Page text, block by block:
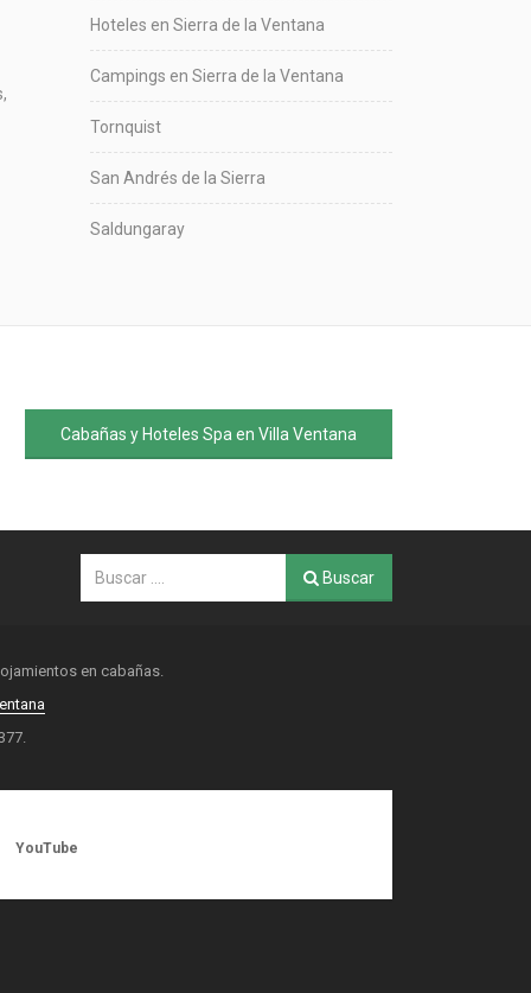
Hoteles en Sierra de la Ventana
Campings en Sierra de la Ventana
Tornquist
San Andrés de la Sierra
Saldungaray
Cabañas y Hoteles Spa en Villa Ventana
Buscar
en cabañas.
YouTube